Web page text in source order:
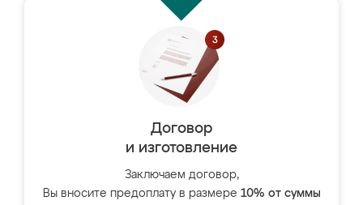
Договор
и изготовление
Заключаем договор,
Вы вносите предоплату в размере 10% от суммы